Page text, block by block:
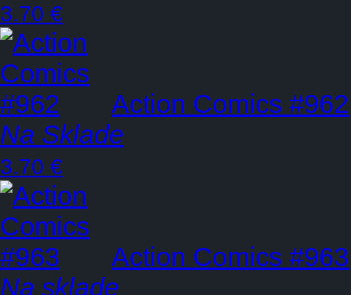
3.70 €
Action Comics #962
Na Sklade
3.70 €
Action Comics #963
Na sklade